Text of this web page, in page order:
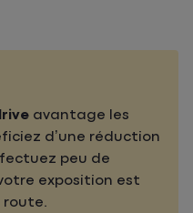
avantage les
d’une réduction
peu de
exposition est
route.